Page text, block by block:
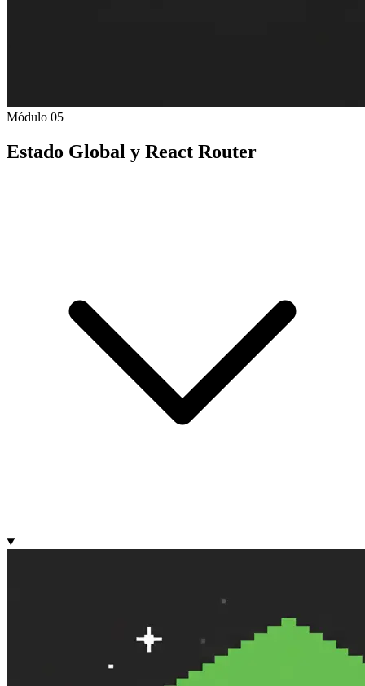
Módulo 05
Estado Global y React Router